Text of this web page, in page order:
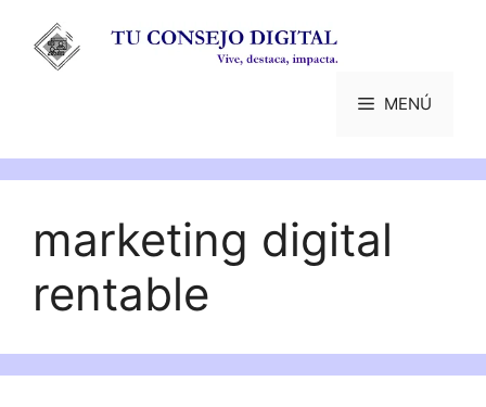
contenido
MENÚ
marketing digital
rentable